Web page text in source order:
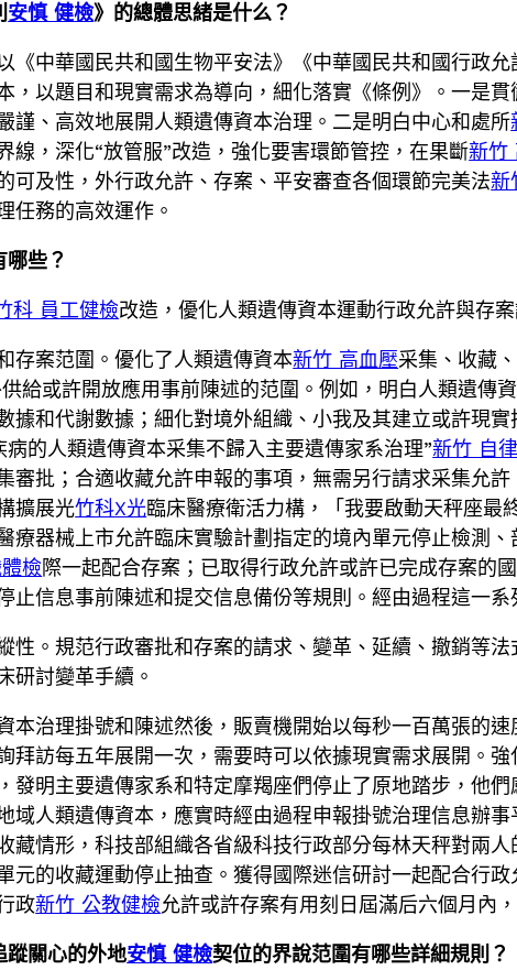
安慎 健檢》的總體思緒是什么？
《中華國民共和國生物平安法》《中華國民共和國行政
，以題目和現實需求為導向，細化落實《條例》。一是
謹、高效地展開人類遺傳資本治理。二是明白中心和處所
線，深化“放管服”改造，強化要害環節管控，在果斷新竹
可及性，外行政允許、存案、平安審查各個環節完美法新
任務的高效運作。
些？
科 員工健檢改造，優化人類遺傳資本運動行政允許與存案
存案范圍。優化了人類遺傳資本新竹 高血壓采集、收藏
給或許開放應用事前陳述的范圍。例如，明白人類遺傳
據和代謝數據；細化對境外組織、小我及其建立或許現
病的人類遺傳資本采集不歸入主要遺傳家系治理”新竹 自
審批；合適收藏允許申報的事項，無需另行請求采集允
擴展光竹科X光臨床醫療衛活力構，「我要啟動天秤座最
療器械上市允許臨床實驗計劃指定的境內單元停止檢測
檢際一起配合存案；已取得行政允許或許已完成存案的
止信息事前陳述和提交信息備份等規則。經由過程這一
性。規范行政審批和存案的請求、變革、延續、撤銷等
研討變革手續。
本治理掛號和陳述然後，販賣機開始以每秒一百萬張的
拜訪每五年展開一次，需要時可以依據現實需求展開。
發明主要遺傳家系和特定摩羯座們停止了原地踏步，他們
域人類遺傳資本，應實時經由過程申報掛號治理信息辦
藏情形，科技部組織各省級科技行政部分每林天秤對兩
元的收藏運動停止抽查。獲得國際迷信研討一起配合行政
政新竹 公教健檢允許或許存案有用刻日屆滿后六個月內
蹤關心的外地安慎 健檢契位的界說范圍有哪些詳細規則？